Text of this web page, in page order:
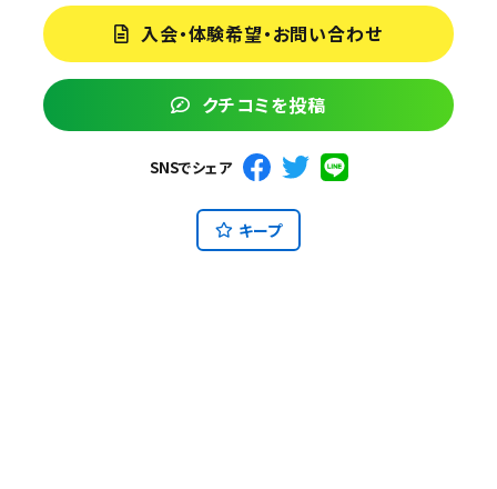
入会・体験希望・お問い合わせ
クチコミを投稿
SNSでシェア
キープ